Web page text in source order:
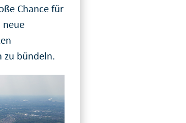
Chance für
neue
zu bündeln.